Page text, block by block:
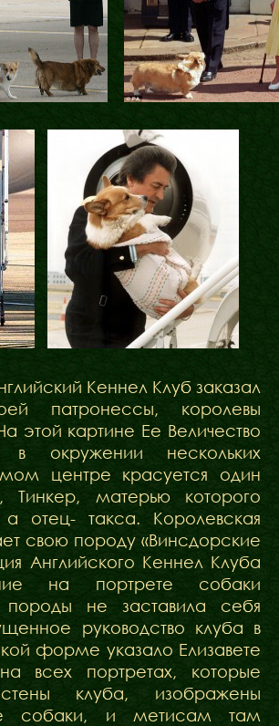
Кеннел Клуб заказал
патронессы, королевы
этой картине Ее Величество
в окружении нескольких
центре красуется один
Тинкер, матерью которого
отец- такса. Королевская
свою породу «Винсдорские
Английского Кеннел Клуба
на портрете собаки
породы не заставила себя
руководство клуба в
форме указало Елизавете
всех портретах, которые
клуба, изображены
собаки, и метисам там